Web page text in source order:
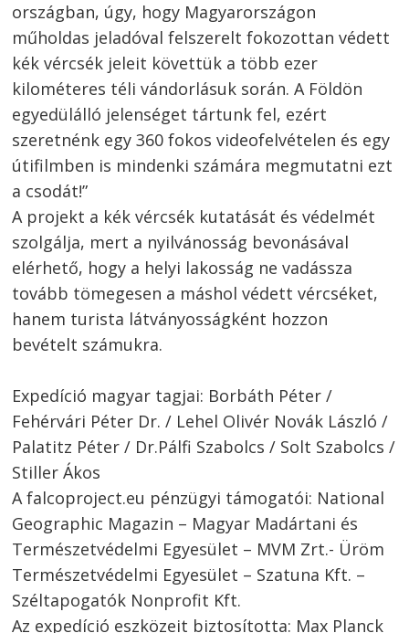
országban, úgy, hogy Magyarországon
műholdas jeladóval felszerelt fokozottan védett
kék vércsék jeleit követtük a több ezer
kilométeres téli vándorlásuk során. A Földön
egyedülálló jelenséget tártunk fel, ezért
szeretnénk egy 360 fokos videofelvételen és egy
útifilmben is mindenki számára megmutatni ezt
a csodát!”
A projekt a kék vércsék kutatását és védelmét
szolgálja, mert a nyilvánosság bevonásával
elérhető, hogy a helyi lakosság ne vadássza
tovább tömegesen a máshol védett vércséket,
hanem turista látványosságként hozzon
bevételt számukra.
Expedíció magyar tagjai: Borbáth Péter /
Fehérvári Péter Dr. / Lehel Olivér Novák László /
Palatitz Péter / Dr.Pálfi Szabolcs / Solt Szabolcs /
Stiller Ákos
A falcoproject.eu pénzügyi támogatói: National
Geographic Magazin – Magyar Madártani és
Természetvédelmi Egyesület – MVM Zrt.- Üröm
Természetvédelmi Egyesület – Szatuna Kft. –
Széltapogatók Nonprofit Kft.
Az expedíció eszközeit biztosította: Max Planck